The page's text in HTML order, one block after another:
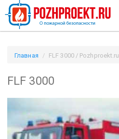
Главная FLF 3000 / Pozhproekt.ru
FLF 3000